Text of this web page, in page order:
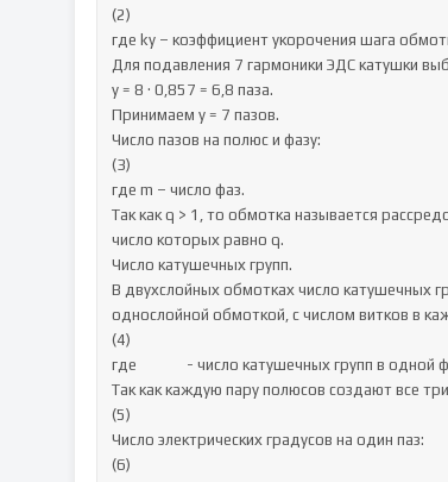
(2)
где kу – коэффициент укорочения шага
Для подавления 7 гармоники ЭДС катушки
y = 8 · 0,857 = 6,8 паза.
Принимаем y = 7 пазов.
Число пазов на полюс и фазу:
(3)
где m – число фаз.
Так как q > 1, то обмотка называется
число которых равно q.
Число катушечных групп.
В двухслойных обмотках число катушечных
однослойной обмоткой, с числом витков в
(4)
где              - число катушечных групп в одной
Так как каждую пару полюсов создают все
(5)
Число электрических градусов на один паз:
(6)